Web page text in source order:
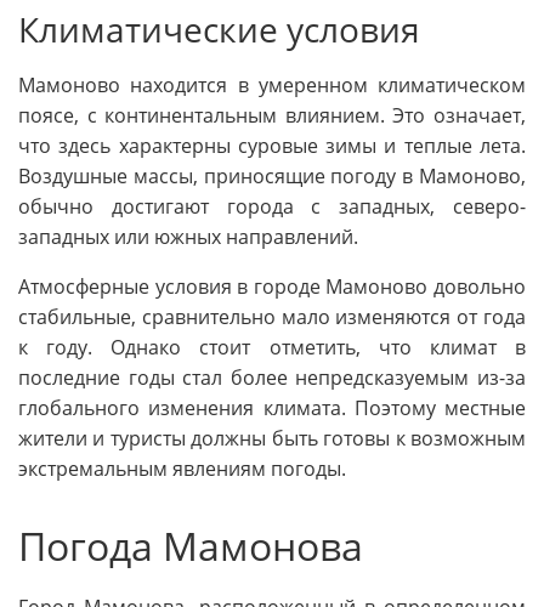
Климатические условия
Мамоново находится в умеренном климатическом
поясе, с континентальным влиянием. Это означает,
что здесь характерны суровые зимы и теплые лета.
Воздушные массы, приносящие погоду в Мамоново,
обычно достигают города с западных, северо-
западных или южных направлений.
Атмосферные условия в городе Мамоново довольно
стабильные, сравнительно мало изменяются от года
к году. Однако стоит отметить, что климат в
последние годы стал более непредсказуемым из-за
глобального изменения климата. Поэтому местные
жители и туристы должны быть готовы к возможным
экстремальным явлениям погоды.
Погода Мамонова